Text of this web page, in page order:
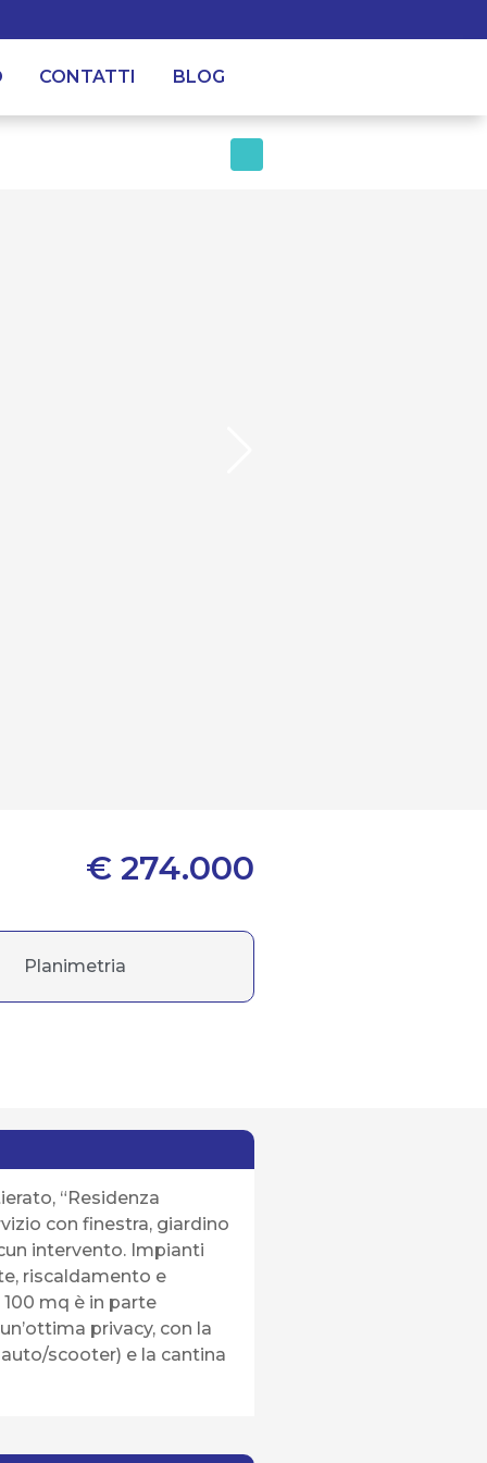
CONTATTI BLOG
€ 274.000
Planimetria
“Residenza
con finestra, giardino
intervento. Impianti
riscaldamento e
mq è in parte
privacy, con la
scooter) e la cantina